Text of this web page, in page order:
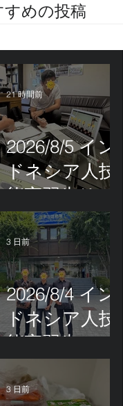
すめの投稿
2026/8/5 イン
ドネシア人技
能実習生リモ
ート選考会＠
茨城県
21 時間前
2026/8/4 イン
ドネシア人技
能実習生の配
戸川区！
3 日前
3 日前